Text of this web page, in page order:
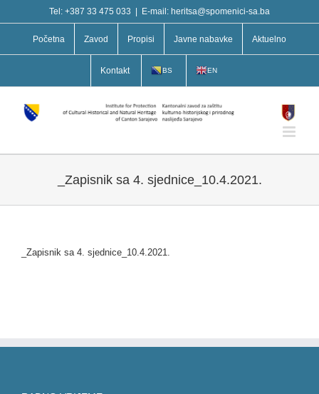
to
Tel: +387 33 475 033 E-mail: heritsa@spomenici-sa.ba
Početna Zavod Propisi Javne nabavke Aktuelno
Kontakt BS EN
_Zapisnik sa 4. sjednice_10.4.2021.
_Zapisnik sa 4. sjednice_10.4.2021.